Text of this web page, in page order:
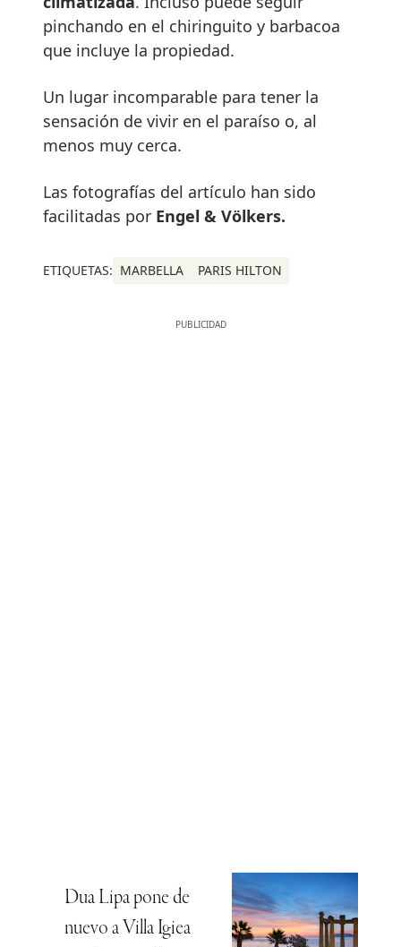
pinchando en el chiringuito y barbacoa
que incluye la propiedad.
Un lugar incomparable para tener la
sensación de vivir en el paraíso o, al
menos muy cerca.
Las fotografías del artículo han sido
facilitadas por Engel & Völkers.
ETIQUETAS: MARBELLA PARIS HILTON
Dua Lipa pone de
nuevo a Villa Igiea